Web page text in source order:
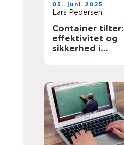
05. juni 2025
Lars Pedersen
Container tilter:
effektivitet og
sikkerhed i